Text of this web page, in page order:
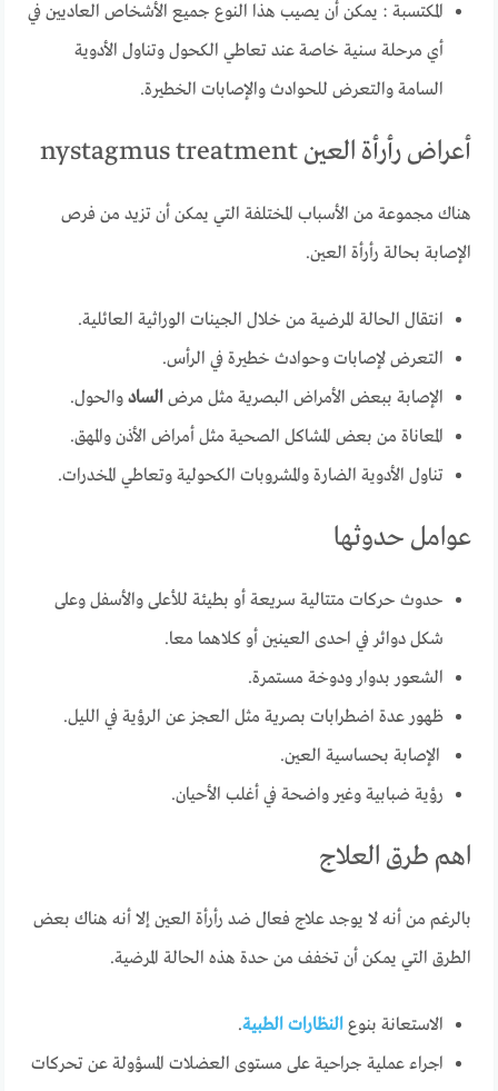
المكتسبة : يمكن أن يصيب هذا النوع جميع الأشخاص العاديين في
أي مرحلة سنية خاصة عند تعاطي الكحول وتناول الأدوية
السامة والتعرض للحوادث والإصابات الخطيرة.
أعراض رأرأة العين nystagmus treatment
هناك مجموعة من الأسباب المختلفة التي يمكن أن تزيد من فرص
الإصابة بحالة رأرأة العين.
انتقال الحالة المرضية من خلال الجينات الوراثية العائلية.
التعرض لإصابات وحوادث خطيرة في الرأس.
الإصابة ببعض الأمراض البصرية مثل مرضالساد والحول.
المعاناة من بعض المشاكل الصحية مثل أمراض الأذن والمهق.
تناول الأدوية الضارة والمشروبات الكحولية وتعاطي المخدرات.
عوامل حدوثها
حدوث حركات متتالية سريعة أو بطيئة للأعلى والأسفل وعلى
شكل دوائر في احدى العينين أو كلاهما معا.
الشعور بدوار ودوخة مستمرة.
ظهور عدة اضطرابات بصرية مثل العجز عن الرؤية في الليل.
الإصابة بحساسية العين.
رؤية ضبابية وغير واضحة في أغلب الأحيان.
اهم طرق العلاج
بالرغم من أنه لا يوجد علاج فعال ضد رأرأة العين إلا أنه هناك بعض
الطرق التي يمكن أن تخفف من حدة هذه الحالة المرضية.
الاستعانة بنوعالنظارات الطبية.
اجراء عملية جراحية على مستوى العضلات المسؤولة عن تحركات